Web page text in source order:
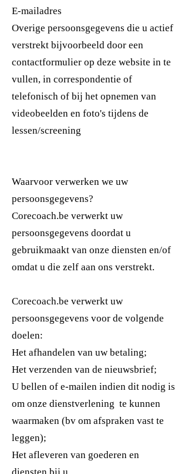
E-mailadres
Overige persoonsgegevens die u actief
verstrekt bijvoorbeeld door een
contactformulier op deze website in te
vullen, in correspondentie of
telefonisch of bij het opnemen van
videobeelden en foto's tijdens de
lessen/screening
Waarvoor verwerken we uw
persoonsgegevens?
Corecoach.be verwerkt uw
persoonsgegevens doordat u
gebruikmaakt van onze diensten en/of
omdat u die zelf aan ons verstrekt.
Corecoach.be verwerkt uw
persoonsgegevens voor de volgende
doelen:
Het afhandelen van uw betaling;
Het verzenden van de nieuwsbrief;
U bellen of e-mailen indien dit nodig is
om onze dienstverlening te kunnen
waarmaken (bv om afspraken vast te
leggen);
Het afleveren van goederen en